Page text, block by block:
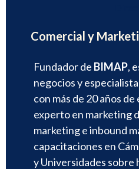
Comercial y
Fundador de BIMAP,
negocios y
con más de 20 años
experto en marketing
marketing e inbound
capacitaciones en
y Universidades sobre